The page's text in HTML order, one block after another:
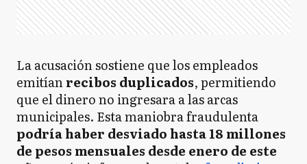
La acusación sostiene que los empleados
emitíanrecibos duplicados, permitiendo
que el dinero no ingresara a las arcas
municipales. Esta maniobra fraudulenta
podría haber desviado hasta 18 millones
de pesos mensuales desde enero de este